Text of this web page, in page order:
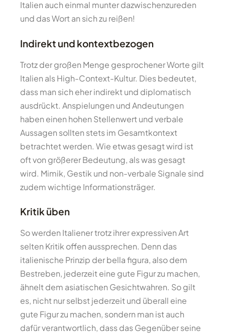
Italien auch einmal munter dazwischenzureden
und das Wort an sich zu reißen!
Indirekt und kontextbezogen
Trotz der großen Menge gesprochener Worte gilt
Italien als High-Context-Kultur. Dies bedeutet,
dass man sich eher indirekt und diplomatisch
ausdrückt. Anspielungen und Andeutungen
haben einen hohen Stellenwert und verbale
Aussagen sollten stets im Gesamtkontext
betrachtet werden. Wie etwas gesagt wird ist
oft von größerer Bedeutung, als was gesagt
wird. Mimik, Gestik und non-verbale Signale sind
zudem wichtige Informationsträger.
Kritik üben
So werden Italiener trotz ihrer expressiven Art
selten Kritik offen aussprechen. Denn das
italienische Prinzip der bella figura, also dem
Bestreben, jederzeit eine gute Figur zu machen,
ähnelt dem asiatischen Gesichtwahren. So gilt
es, nicht nur selbst jederzeit und überall eine
gute Figur zu machen, sondern man ist auch
dafür verantwortlich, dass das Gegenüber seine